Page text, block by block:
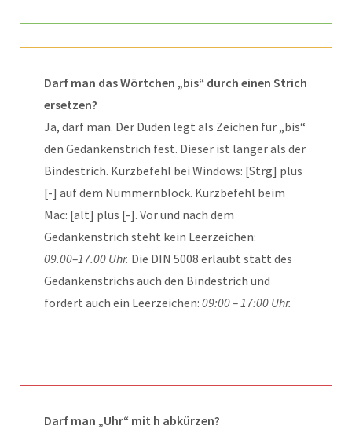
Darf man das Wörtchen „bis“ durch einen Strich
ersetzen?
Ja, darf man. Der Duden legt als Zeichen für „bis“
den Gedankenstrich fest. Dieser ist länger als der
Bindestrich. Kurzbefehl bei Windows: [Strg] plus
[-] auf dem Nummernblock. Kurzbefehl beim
Mac: [alt] plus [-]. Vor und nach dem
Gedankenstrich steht kein Leerzeichen:
09.00–17.00 Uhr. Die DIN 5008 erlaubt statt des
Gedankenstrichs auch den Bindestrich und
fordert auch ein Leerzeichen: 09:00 – 17:00 Uhr.
Darf man „Uhr“ mit h abkürzen?